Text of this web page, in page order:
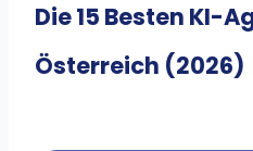
Die 15 Besten KI-
Österreich (2026)